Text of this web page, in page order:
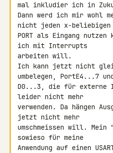
mal inkludier ich in
Dann werd ich mir wohl
nicht jeden x-beliebigen
PORT als Eingang nutzen
ich mit Interrupts
arbeiten will.
Ich kann jetzt nicht
umbelegen, PortE4...7
D0...3, die für externe
leider nicht mehr
verwenden. Da hängen
jetzt nicht mehr
umschmeissen will.
sowieso für meine
Anwendung auf einen